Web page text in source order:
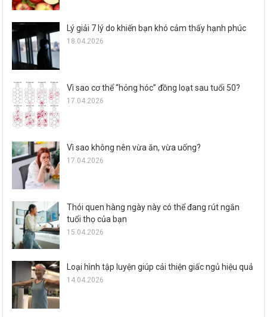
Lý giải 7 lý do khiến bạn khó cảm thấy hạnh phúc
18.04.2026
Vì sao cơ thể “hỏng hóc” đồng loạt sau tuổi 50?
17.04.2026
Vì sao không nên vừa ăn, vừa uống?
17.04.2026
Thói quen hàng ngày này có thể đang rút ngắn
tuổi thọ của bạn
15.04.2026
Loại hình tập luyện giúp cải thiện giấc ngủ hiệu quả
14.04.2026